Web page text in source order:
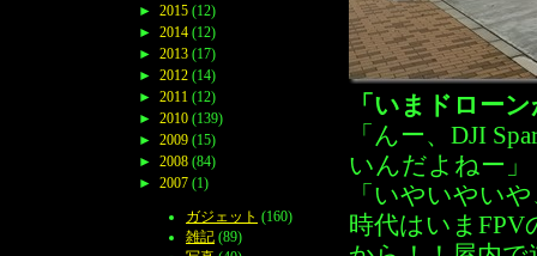
「いまドロー
「んー、DJI
いんだよねー」
「いやいやい
時代はいま
► 2015 (12)
► 2014 (12)
► 2013 (17)
► 2012 (14)
► 2011 (12)
► 2010 (139)
► 2009 (15)
► 2008 (84)
► 2007 (1)
ガジェット (160)
雑記 (89)